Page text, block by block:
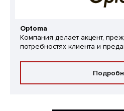
Optoma
Компания делает акцент,
потребностях клиента и